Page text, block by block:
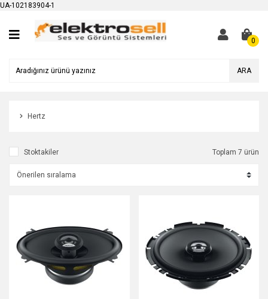
UA-102183904-1
ARA
0
Hertz
Stoktakiler Toplam 7 ürün